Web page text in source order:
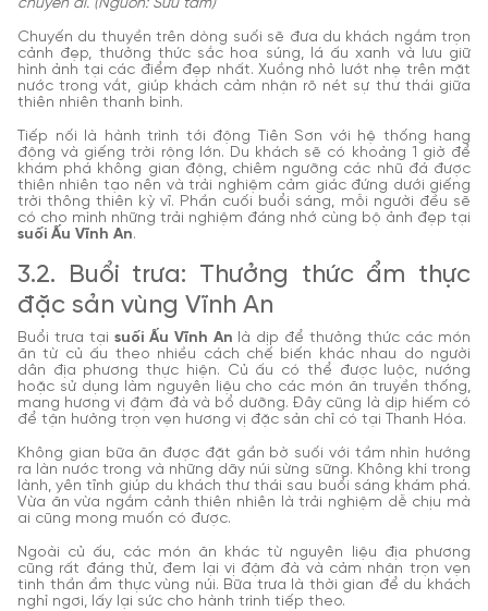
chuyến đi. (Nguồn: Sưu tầm)
Chuyến du thuyền trên dòng suối sẽ đưa du khách ngắm trọn
cảnh đẹp, thưởng thức sắc hoa súng, lá ấu xanh và lưu giữ
hình ảnh tại các điểm đẹp nhất. Xuồng nhỏ lướt nhẹ trên mặt
nước trong vắt, giúp khách cảm nhận rõ nét sự thư thái giữa
thiên nhiên thanh bình.
Tiếp nối là hành trình tới động Tiên Sơn với hệ thống hang
động và giếng trời rộng lớn. Du khách sẽ có khoảng 1 giờ để
khám phá không gian động, chiêm ngưỡng các nhũ đá được
thiên nhiên tạo nên và trải nghiệm cảm giác đứng dưới giếng
trời thông thiên kỳ vĩ. Phần cuối buổi sáng, mỗi người đều sẽ
có cho mình những trải nghiệm đáng nhớ cùng bộ ảnh đẹp tại
suối Ấu Vĩnh An.
3.2. Buổi trưa: Thưởng thức ẩm thực
đặc sản vùng Vĩnh An
Buổi trưa tại suối Ấu Vĩnh An là dịp để thưởng thức các món
ăn từ củ ấu theo nhiều cách chế biến khác nhau do người
dân địa phương thực hiện. Củ ấu có thể được luộc, nướng
hoặc sử dụng làm nguyên liệu cho các món ăn truyền thống,
mang hương vị đậm đà và bổ dưỡng. Đây cũng là dịp hiếm có
để tận hưởng trọn vẹn hương vị đặc sản chỉ có tại Thanh Hóa.
Không gian bữa ăn được đặt gần bờ suối với tầm nhìn hướng
ra làn nước trong và những dãy núi sừng sững. Không khí trong
lành, yên tĩnh giúp du khách thư thái sau buổi sáng khám phá.
Vừa ăn vừa ngắm cảnh thiên nhiên là trải nghiệm dễ chịu mà
ai cũng mong muốn có được.
Ngoài củ ấu, các món ăn khác từ nguyên liệu địa phương
cũng rất đáng thử, đem lại vị đậm đà và cảm nhận trọn vẹn
tinh thần ẩm thực vùng núi. Bữa trưa là thời gian để du khách
nghỉ ngơi, lấy lại sức cho hành trình tiếp theo.